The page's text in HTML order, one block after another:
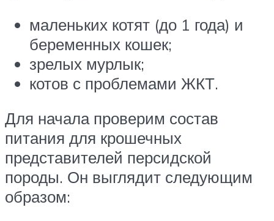
маленьких котят (до 1 года) и
беременных кошек;
зрелых мурлык;
котов с проблемами ЖКТ.
Для начала проверим состав
питания для крошечных
представителей персидской
породы. Он выглядит следующим
образом: